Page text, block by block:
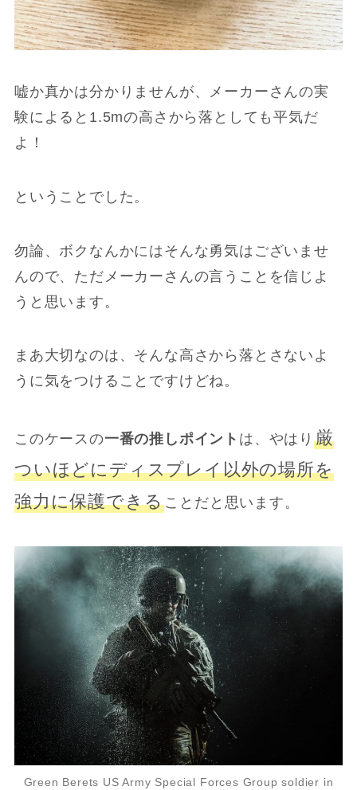
嘘か真かは分かりませんが、メーカーさんの実
験によると1.5mの高さから落としても平気だ
よ！
ということでした。
勿論、ボクなんかにはそんな勇気はございませ
んので、ただメーカーさんの言うことを信じよ
うと思います。
まあ大切なのは、そんな高さから落とさないよ
うに気をつけることですけどね。
このケースの一番の推しポイント は、やはり厳
ついほどにディスプレイ以外の場所を
強力に保護できることだと思います。
Green Berets US Army Special Forces Group soldier in